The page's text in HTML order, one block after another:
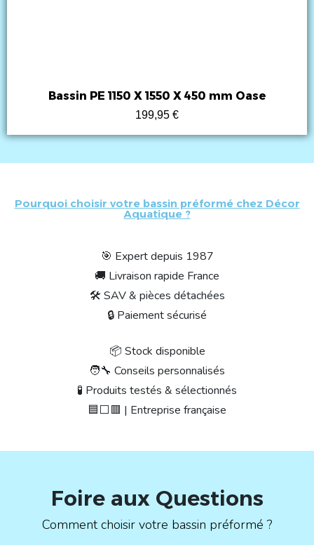
Bassin PE 1150 X 1550 X 450 mm Oase
199,95 €
Pourquoi choisir votre bassin préformé chez Décor
Aquatique ?
🎯 Expert depuis 1987
🚚 Livraison rapide France
🛠 SAV & pièces détachées
🔒 Paiement sécurisé
📦 Stock disponible
🧑‍🔧 Conseils personnalisés
🧪 Produits testés & sélectionnés
🟦⬜🟥 | Entreprise française
Foire aux Questions
Comment choisir votre bassin préformé ?